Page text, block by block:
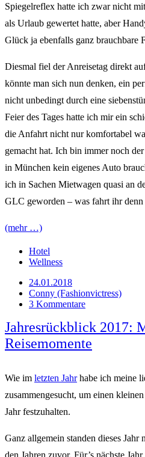
Spiegelreflex hatte ich zwar nicht
als Urlaub gewertet hatte, aber
Glück ja ebenfalls ganz brauchbare
Diesmal fiel der Anreisetag direkt
könnte man sich nun denken, ein
nicht unbedingt durch eine
Feier des Tages hatte ich mir ein
die Anfahrt nicht nur komfortabel
gemacht hat. Ich bin immer noch
in München kein eigenes Auto
ich in Sachen Mietwagen quasi an
GLC geworden – was fahrt ihr denn
(mehr …)
Hotel
Wellness
24.01.2018
Conny (Fashionvictress)
3 Kommentare
Jahresrückblick 2017:
Reisemomente
Wie im letzten Jahrhabe ich meine
zusammengesucht, um einen
Jahr festzuhalten.
Ganz allgemein standen dieses
den Jahren zuvor. Für’s nächste